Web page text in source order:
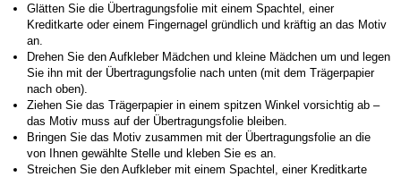
Glätten Sie die Übertragungsfolie mit einem Spachtel, einer
Kreditkarte oder einem Fingernagel gründlich und kräftig an das Motiv
an.
Drehen Sie den Aufkleber Mädchen und kleine Mädchen um und legen
Sie ihn mit der Übertragungsfolie nach unten (mit dem Trägerpapier
nach oben).
Ziehen Sie das Trägerpapier in einem spitzen Winkel vorsichtig ab –
das Motiv muss auf der Übertragungsfolie bleiben.
Bringen Sie das Motiv zusammen mit der Übertragungsfolie an die
von Ihnen gewählte Stelle und kleben Sie es an.
Streichen Sie den Aufkleber mit einem Spachtel, einer Kreditkarte